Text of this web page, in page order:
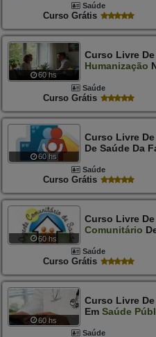
Saúde
Curso Grátis
60 hs
Curso Livre
Humanização
Saúde
Curso Grátis
60 hs
Curso Livre
De Saúde Da
Saúde
Curso Grátis
60 hs
Curso Livre
Comunitário
Saúde
Curso Grátis
60 hs
Curso Livre
Em Saúde
Saúde